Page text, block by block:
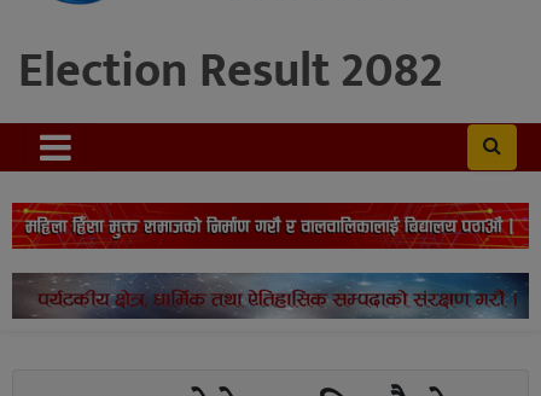
Election Result 2082